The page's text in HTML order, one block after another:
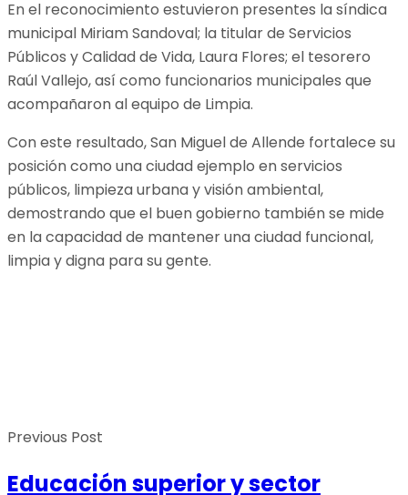
En el reconocimiento estuvieron presentes la síndica
municipal Miriam Sandoval; la titular de Servicios
Públicos y Calidad de Vida, Laura Flores; el tesorero
Raúl Vallejo, así como funcionarios municipales que
acompañaron al equipo de Limpia.
Con este resultado, San Miguel de Allende fortalece su
posición como una ciudad ejemplo en servicios
públicos, limpieza urbana y visión ambiental,
demostrando que el buen gobierno también se mide
en la capacidad de mantener una ciudad funcional,
limpia y digna para su gente.
Previous Post
Educación superior y sector